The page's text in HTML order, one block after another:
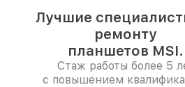
Лучшие
ремонту
планшетов MSI.
Стаж работы более 5
с повышением